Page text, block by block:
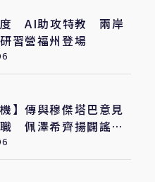
度 AI助攻特教 兩岸
習營福州登場
機】傳與穆傑塔巴意見
佩澤希齊揚闢謠堅
統職務